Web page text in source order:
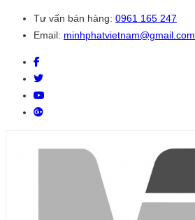
Tư vấn bán hàng: 0961 165 247
Email: minhphatvietnam@gmail.com